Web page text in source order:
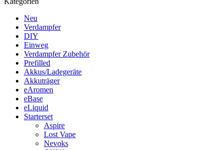
Neu
Verdampfer
DIY
Einweg
Verdampfer Zubehör
Prefilled
Akkus/Ladegeräte
Akkuträger
eAromen
eBase
eLiquid
Starterset
Aspire
Lost Vape
Nevoks